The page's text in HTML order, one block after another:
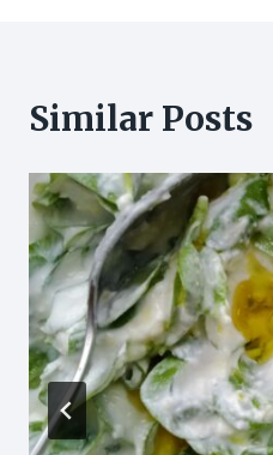
Similar Posts